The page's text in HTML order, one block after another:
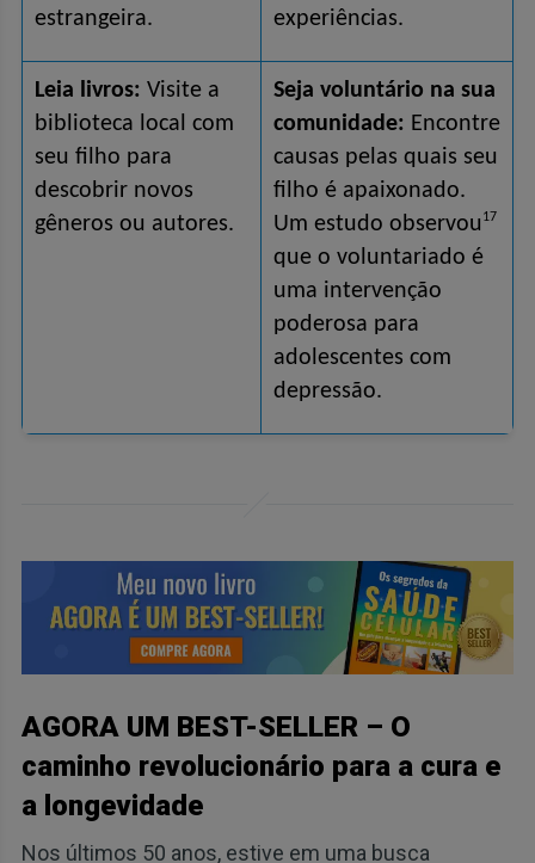
estrangeira.
experiências.
Leia livros: Visite a
biblioteca local com
seu filho para
descobrir novos
gêneros ou autores.
Seja voluntário na sua
comunidade: Encontre
causas pelas quais seu
filho é apaixonado.
Um estudo observou 17
que o voluntariado é
uma intervenção
poderosa para
adolescentes com
depressão.
AGORA UM BEST-SELLER – O
caminho revolucionário para a cura e
a longevidade
Nos últimos 50 anos, estive em uma busca